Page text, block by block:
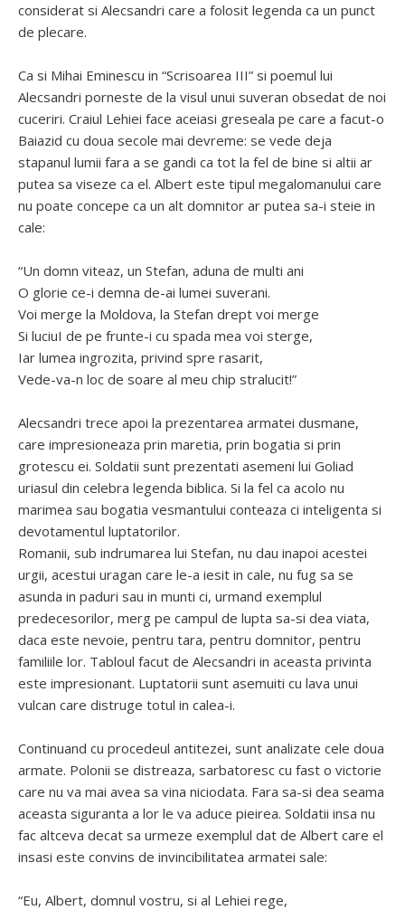
considerat si Alecsandri care a folosit legenda ca un punct
de plecare.
Ca si Mihai Eminescu in “Scrisoarea III” si poemul lui
Alecsandri porneste de la visul unui suveran obsedat de noi
cuceriri. Craiul Lehiei face aceiasi greseala pe care a facut-o
Baiazid cu doua secole mai devreme: se vede deja
stapanul lumii fara a se gandi ca tot la fel de bine si altii ar
putea sa viseze ca el. Albert este tipul megalomanului care
nu poate concepe ca un alt domnitor ar putea sa-i steie in
cale:
“Un domn viteaz, un Stefan, aduna de multi ani
O glorie ce-i demna de-ai lumei suverani.
Voi merge la Moldova, la Stefan drept voi merge
Si luciuI de pe frunte-i cu spada mea voi sterge,
Iar lumea ingrozita, privind spre rasarit,
Vede-va-n loc de soare al meu chip stralucit!”
Alecsandri trece apoi la prezentarea armatei dusmane,
care impresioneaza prin maretia, prin bogatia si prin
grotescu ei. Soldatii sunt prezentati asemeni lui Goliad
uriasul din celebra legenda biblica. Si la fel ca acolo nu
marimea sau bogatia vesmantului conteaza ci inteligenta si
devotamentul luptatorilor.
Romanii, sub indrumarea lui Stefan, nu dau inapoi acestei
urgii, acestui uragan care le-a iesit in cale, nu fug sa se
asunda in paduri sau in munti ci, urmand exemplul
predecesorilor, merg pe campul de lupta sa-si dea viata,
daca este nevoie, pentru tara, pentru domnitor, pentru
familiile lor. Tabloul facut de Alecsandri in aceasta privinta
este impresionant. Luptatorii sunt asemuiti cu lava unui
vulcan care distruge totul in calea-i.
Continuand cu procedeul antitezei, sunt analizate cele doua
armate. Polonii se distreaza, sarbatoresc cu fast o victorie
care nu va mai avea sa vina niciodata. Fara sa-si dea seama
aceasta siguranta a lor le va aduce pieirea. Soldatii insa nu
fac altceva decat sa urmeze exemplul dat de Albert care el
insasi este convins de invincibilitatea armatei sale:
“Eu, Albert, domnul vostru, si al Lehiei rege,